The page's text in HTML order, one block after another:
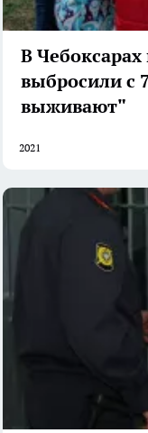
В
выбросили с
выживают"
2021